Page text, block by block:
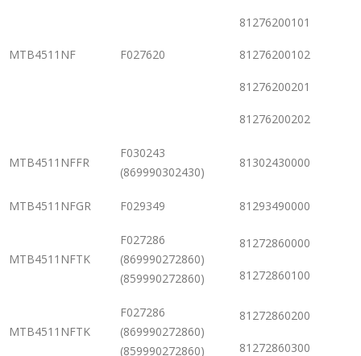
MTB4511NF F027620
81276200101
81276200102
81276200201
81276200202
MTB4511NFFR
F030243
(869990302430)
81302430000
MTB4511NFGR F029349 81293490000
MTB4511NFTK
F027286
(869990272860)
(859990272860)
81272860000
81272860100
MTB4511NFTK
F027286
(869990272860)
(859990272860)
81272860200
81272860300